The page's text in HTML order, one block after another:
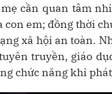
cần quan tâm
con em; đồng thời
xã hội an toàn.
truyền, giáo
chức năng khi